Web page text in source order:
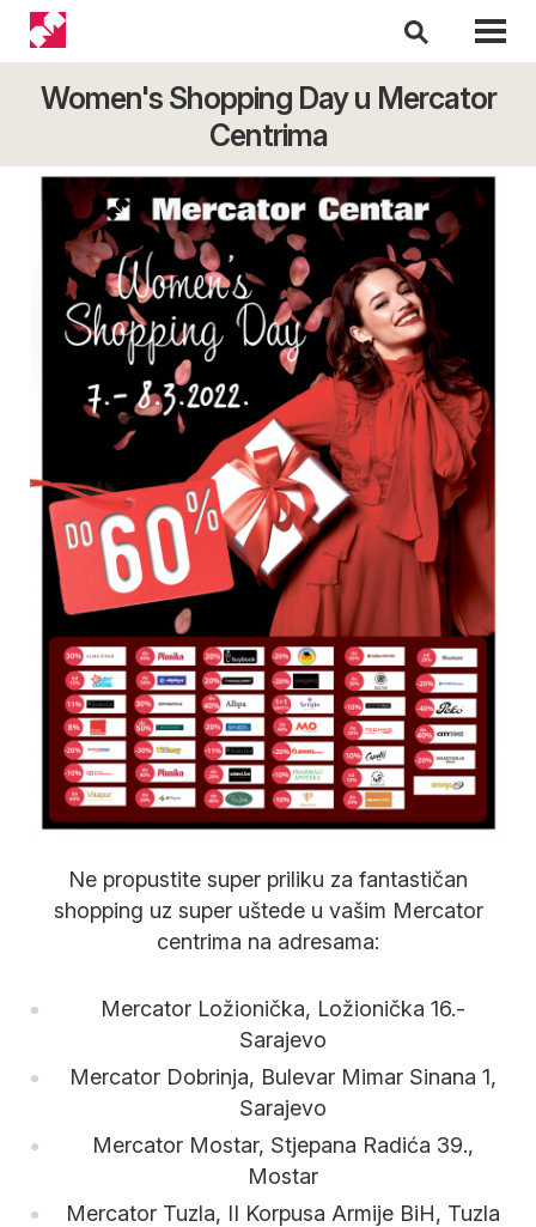
Women's Shopping Day u Mercator
Centrima
Ne propustite super priliku za fantastičan
shopping uz super uštede u vašim Mercator
centrima na adresama:
Mercator Ložionička, Ložionička 16.-
Sarajevo
Mercator Dobrinja, Bulevar Mimar Sinana 1,
Sarajevo
Mercator Mostar, Stjepana Radića 39.,
Mostar
Mercator Tuzla, II Korpusa Armije BiH, Tuzla